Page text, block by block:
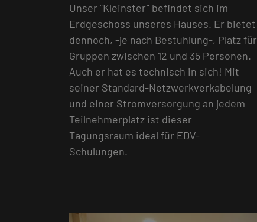
Unser "Kleinster" befindet sich im
Erdgeschoss unseres Hauses. Er bietet
dennoch, -je nach Bestuhlung-, Platz für
Gruppen zwischen 12 und 35 Personen.
Auch er hat es technisch in sich! Mit
seiner Standard-Netzwerkverkabelung
und einer Stromversorgung an jedem
Teilnehmerplatz ist dieser
Tagungsraum ideal für EDV-
Schulungen.